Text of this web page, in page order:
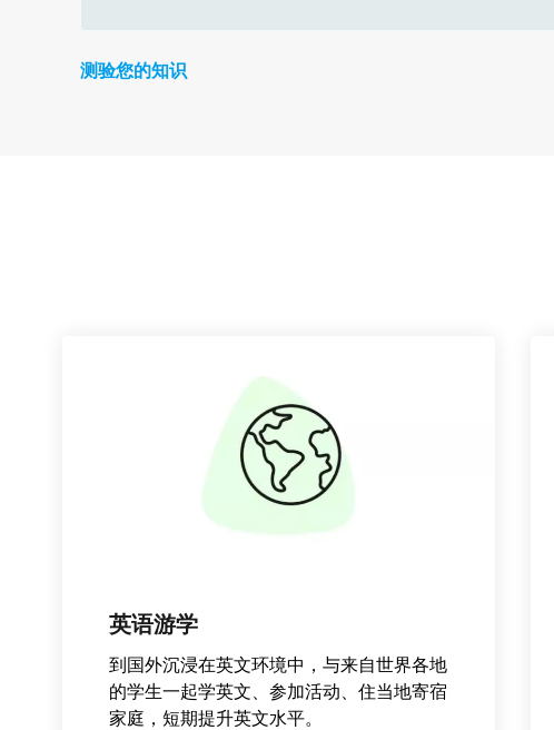
测验您的知识
英语游学
到国外沉浸在英文环境中，与来自世界各地
的学生一起学英文、参加活动、住当地寄宿
家庭，短期提升英文水平。